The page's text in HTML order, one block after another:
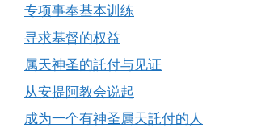
专项事奉基本训练
寻求基督的权益
属天神圣的託付与见证
从安提阿教会说起
成为一个有神圣属天託付的人